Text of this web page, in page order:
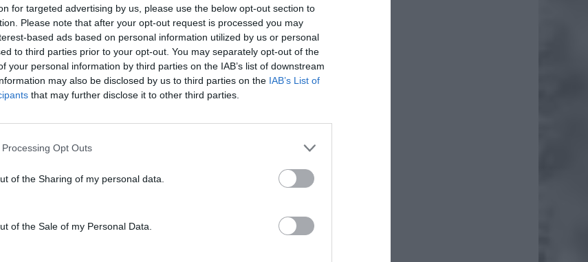
for targeted advertising by us, please use the below opt-out section to
Please note that after your opt-out request is processed you may
based ads based on personal information utilized by us or personal
to third parties prior to your opt-out. You may separately opt-out of the
your personal information by third parties on the IAB’s list of downstream
may also be disclosed by us to third parties on the IAB’s List of
that may further disclose it to other third parties.
Opt Outs
of the Sharing of my personal data.
of the Sale of my Personal Data.
ad
do preferowanych źródeł w Google Dodaj